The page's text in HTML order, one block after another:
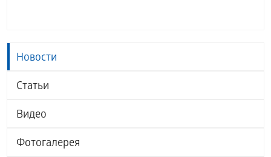
Новости
Статьи
Видео
Фотогалерея